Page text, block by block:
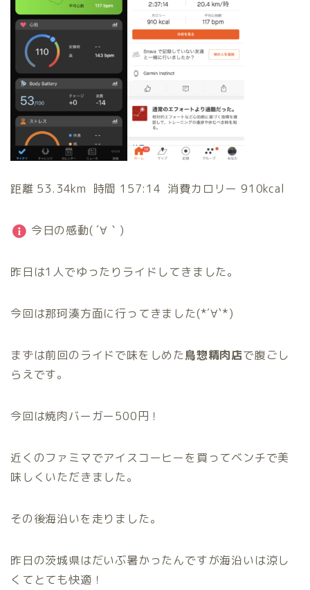
距離 53.34km 時間 157:14 消費カロリー 910kcal
今日の感動( ´∀｀)
昨日は1人でゆったりライドしてきました。
今回は那珂湊方面に行ってきました(*´∀`*)
まずは前回のライドで味をしめた鳥惣精肉店で腹ごし
らえです。
今回は焼肉バーガー500円！
近くのファミマでアイスコーヒーを買ってベンチで美
味しくいただきました。
その後海沿いを走りました。
昨日の茨城県はだいぶ暑かったんですが海沿いは涼し
くてとても快適！